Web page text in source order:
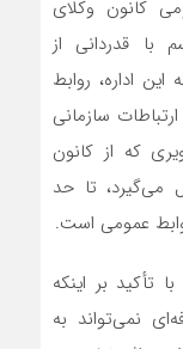
کانون وکلای
با قدردانی از
اداره، روابط
سازمانی
که از کانون
می‌گیرد، تا حد
عمومی است.
بر اینکه
نمی‌تواند به